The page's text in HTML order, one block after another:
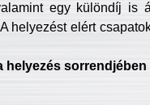
egy különdíj is
helyezést elért